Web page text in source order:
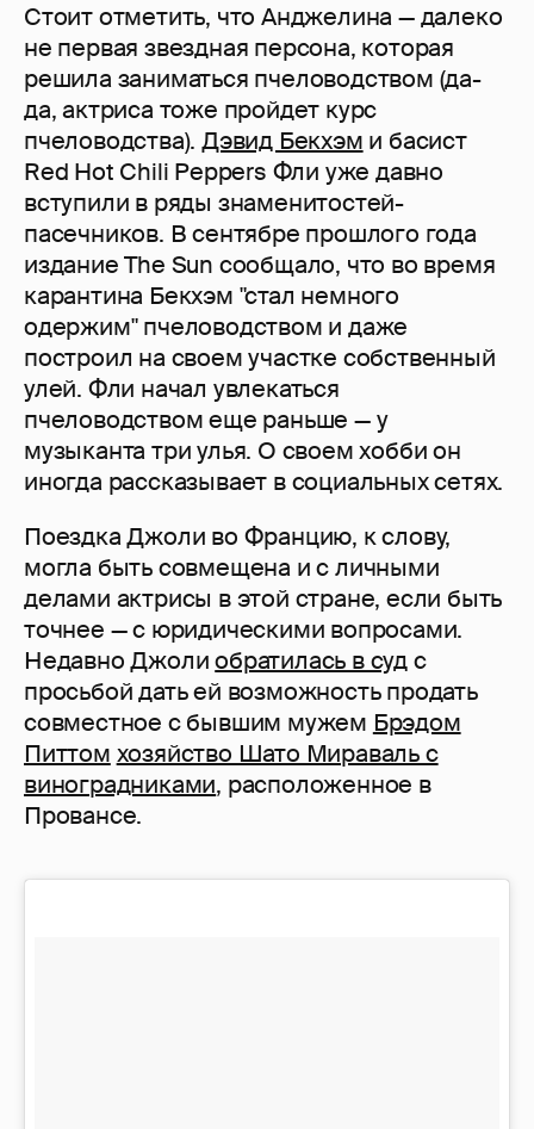
Стоит отметить, что Анджелина — далеко
не первая звездная персона, которая
решила заниматься пчеловодством (да-
да, актриса тоже пройдет курс
пчеловодства).Дэвид Бекхэм и басист
Red Hot Chili Peppers Фли уже давно
вступили в ряды знаменитостей-
пасечников. В сентябре прошлого года
издание The Sun сообщало, что во время
карантина Бекхэм "стал немного
одержим" пчеловодством и даже
построил на своем участке собственный
улей. Фли начал увлекаться
пчеловодством еще раньше — у
музыканта три улья. О своем хобби он
иногда рассказывает в социальных сетях.
Поездка Джоли во Францию, к слову,
могла быть совмещена и с личными
делами актрисы в этой стране, если быть
точнее — с юридическими вопросами.
Недавно Джолиобратилась в судс
просьбой дать ей возможность продать
совместное с бывшим мужем Брэдом
Питтом хозяйство Шато Мираваль с
виноградниками, расположенное в
Провансе.